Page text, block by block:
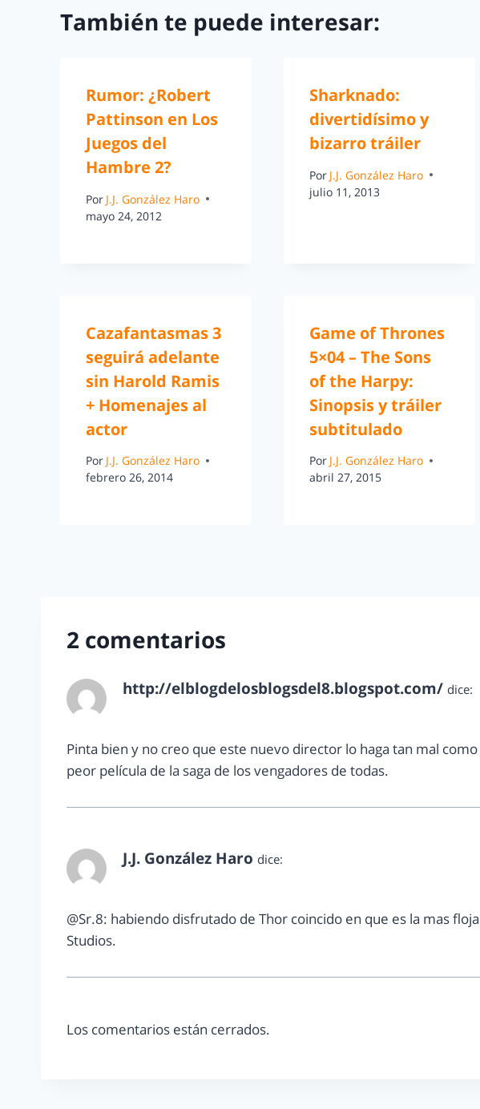
También te puede interesar:
Rumor: ¿Robert
Pattinson en Los
Juegos del
Hambre 2?
Por J.J. González Haro
mayo 24, 2012
Sharknado:
divertidísimo y
bizarro tráiler
Por J.J. González Haro
julio 11, 2013
Cazafantasmas 3
seguirá adelante
sin Harold Ramis
+ Homenajes al
actor
Por J.J. González Haro
febrero 26, 2014
Game of Thrones
5×04 – The Sons
of the Harpy:
Sinopsis y tráiler
subtitulado
Por J.J. González Haro
abril 27, 2015
2 comentarios
http://elblogdelosblogsdel8.blogspot.com/ dice:
Pinta bien y no creo que este nuevo director lo haga tan mal
peor película de la saga de los vengadores de todas.
J.J. González Haro dice:
@Sr.8: habiendo disfrutado de Thor coincido en que es la mas
Studios.
Los comentarios están cerrados.